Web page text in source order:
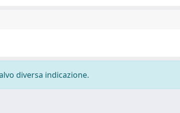
diversa indicazione.